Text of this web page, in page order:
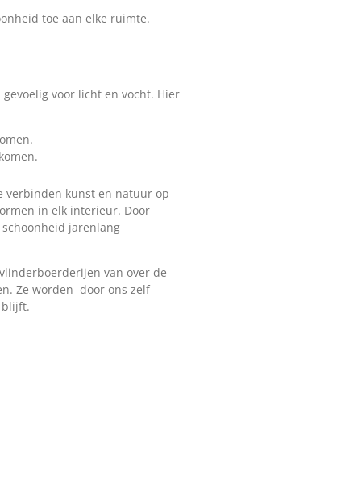
toe aan elke ruimte.
voor licht en vocht. Hier
verbinden kunst en natuur op
in elk interieur. Door
jarenlang
van over de
Ze worden door ons zelf
blijft.